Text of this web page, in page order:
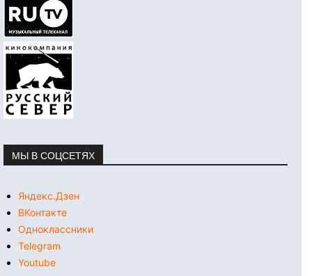
МЫ В СОЦСЕТЯХ
Яндекс.Дзен
ВКонтакте
Одноклассники
Telegram
Youtube